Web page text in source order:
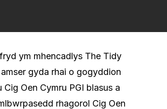
ym mhencadlys The Tidy
gyda rhai o gogyddion
Oen Cymru PGI blasus a
rhagorol Cig Oen